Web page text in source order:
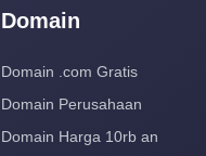
Domain
Domain .com Gratis
Domain Perusahaan
Domain Harga 10rb an